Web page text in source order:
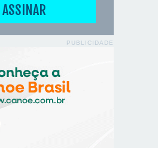
PUBLICIDADE